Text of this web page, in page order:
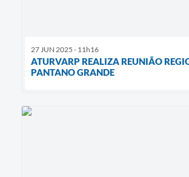
27 JUN 2025 - 11h16
ATURVARP REALIZA REUNIÃO
PANTANO GRANDE